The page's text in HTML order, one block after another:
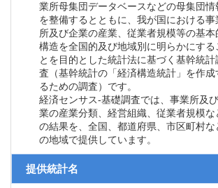
業所母集団データベースなどの母集団情
を整備するとともに、我が国における事
所及び企業の産業、従業者規模等の基本
構造を全国的及び地域別に明らかにする
とを目的とした統計法に基づく基幹統計
査（基幹統計の「経済構造統計」を作成
るための調査）です。
経済センサス‐基礎調査では、事業所及
業の産業分類、経営組織、従業者規模な
の結果を、全国、都道府県、市区町村な
の地域で提供しています。
提供統計名